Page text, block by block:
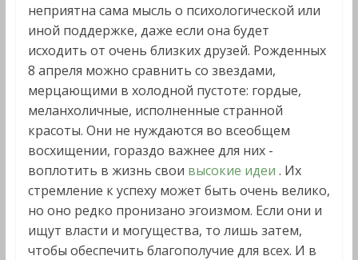
неприятна сама мысль о психологической или
иной поддержке, даже если она будет
исходить от очень близких друзей. Рожденных
8 апреля можно сравнить со звездами,
мерцающими в холодной пустоте: гордые,
меланхоличные, исполненные странной
красоты. Они не нуждаются во всеобщем
восхищении, гораздо важнее для них -
воплотить в жизнь свои высокие идеи . Их
стремление к успеху может быть очень велико,
но оно редко пронизано эгоизмом. Если они и
ищут власти и могущества, то лишь затем,
чтобы обеспечить благополучие для всех. И в